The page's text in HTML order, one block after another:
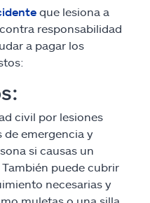
que lesiona a
responsabilidad
a pagar los
civil por lesiones
de emergencia y
si causas un
puede cubrir
necesarias y